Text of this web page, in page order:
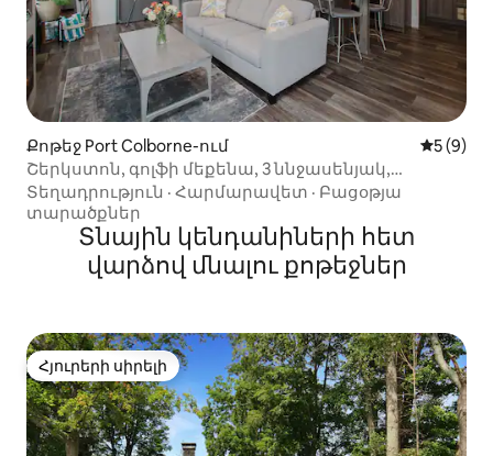
Քոթեջ Port Colborne-ում Միջին
5 (9)
Շերկստոն, գոլֆի մեքենա, 3 ննջասենյակ,
2 լոգասենյակ, խաղեր, խարույկատեղ
Տեղադրություն · Հարմարավետ · Բացօթյա
տարածքներ
Տնային կենդանիների հետ
վարձով մնալու քոթեջներ
Հյուրերի սիրելի
Հյուրերի սիրելի